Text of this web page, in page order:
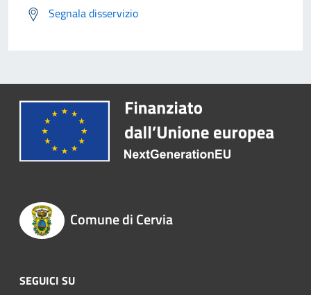
Segnala disservizio
Comune di Cervia
SEGUICI SU